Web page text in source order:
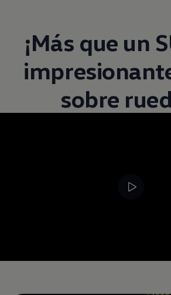
¡Más que un
sobre